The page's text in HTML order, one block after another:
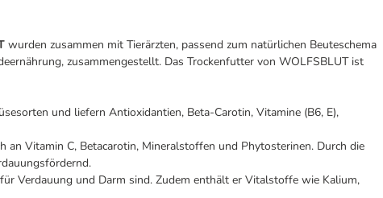
wurden zusammen mit Tierärzten, passend zum natürlichen Beuteschema
zusammengestellt. Das Trockenfutter von WOLFSBLUT ist
und liefern Antioxidantien, Beta-Carotin, Vitamine (B6, E),
an Vitamin C, Betacarotin, Mineralstoffen und Phytosterinen. Durch die
Verdauung und Darm sind. Zudem enthält er Vitalstoffe wie Kalium,